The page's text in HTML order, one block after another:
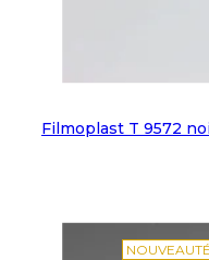
Filmoplast T 9572
NOUVEAUTÉ